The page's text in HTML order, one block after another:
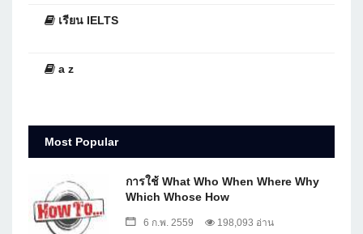
เรียน IELTS
a z
Most Popular
การใช้ What Who When Where Why
Which Whose How
6 ก.พ. 2559 198,093 อ่าน